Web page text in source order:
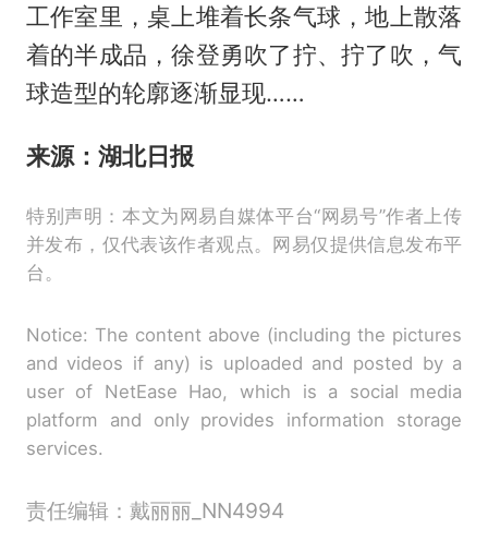
工作室里，桌上堆着长条气球，地上散落
着的半成品，徐登勇吹了拧、拧了吹，气
球造型的轮廓逐渐显现……
来源：湖北日报
特别声明：本文为网易自媒体平台“网易号”作者上传
并发布，仅代表该作者观点。网易仅提供信息发布平
台。
Notice: The content above (including the pictures
and videos if any) is uploaded and posted by a
user of NetEase Hao, which is a social media
platform and only provides information storage
services.
责任编辑：戴丽丽_NN4994